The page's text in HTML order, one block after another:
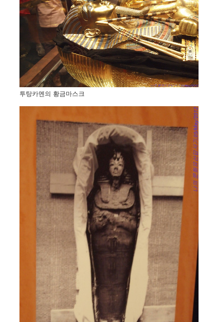
투탕카멘의 황금마스크